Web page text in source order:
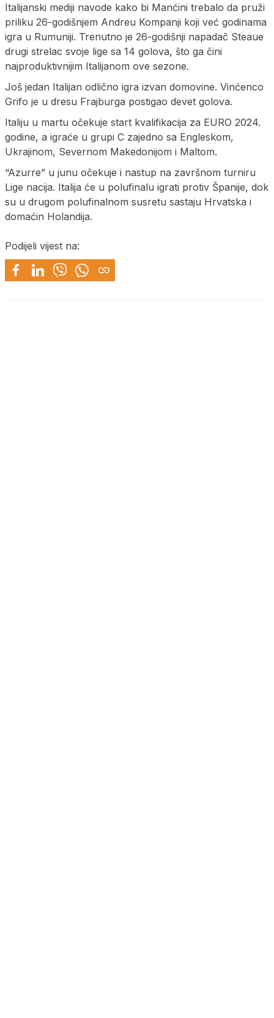
Italijanski mediji navode kako bi Manćini trebalo da pruži
priliku 26-godišnjem Andreu Kompanji koji već godinama
igra u Rumuniji. Trenutno je 26-godišnji napadač Steaue
drugi strelac svoje lige sa 14 golova, što ga čini
najproduktivnijim Italijanom ove sezone.
Još jedan Italijan odlično igra izvan domovine. Vinćenco
Grifo je u dresu Frajburga postigao devet golova.
Italiju u martu očekuje start kvalifikacija za EURO 2024.
godine, a igraće u grupi C zajedno sa Engleskom,
Ukrajinom, Severnom Makedonijom i Maltom.
“Azurre” u junu očekuje i nastup na završnom turniru
Lige nacija. Italija će u polufinalu igrati protiv Španije, dok
su u drugom polufinalnom susretu sastaju Hrvatska i
domaćin Holandija.
Podijeli vijest na: